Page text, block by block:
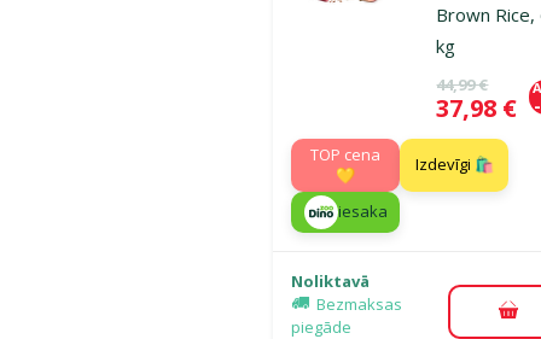
Brown Rice,
kg
Oriģinālā
44,99 €
Cena
37,98 €
TOP cena
💛
Izdevīgi 🛍️
iesaka
Noliktavā
Bezmaksas
piegāde